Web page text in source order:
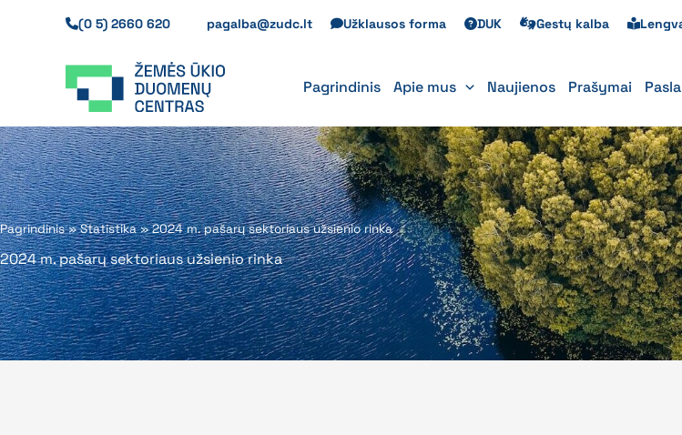
(0 5) 2660 620 pagalba@zudc.lt Užklausos forma DUK Gestų kalba
Pagrindinis Apie mus Naujienos Prašymai
Pagrindinis»Statistika»2024 m. pašarų sektoriaus užsienio rinka
2024 m. pašarų sektoriaus užsienio rinka